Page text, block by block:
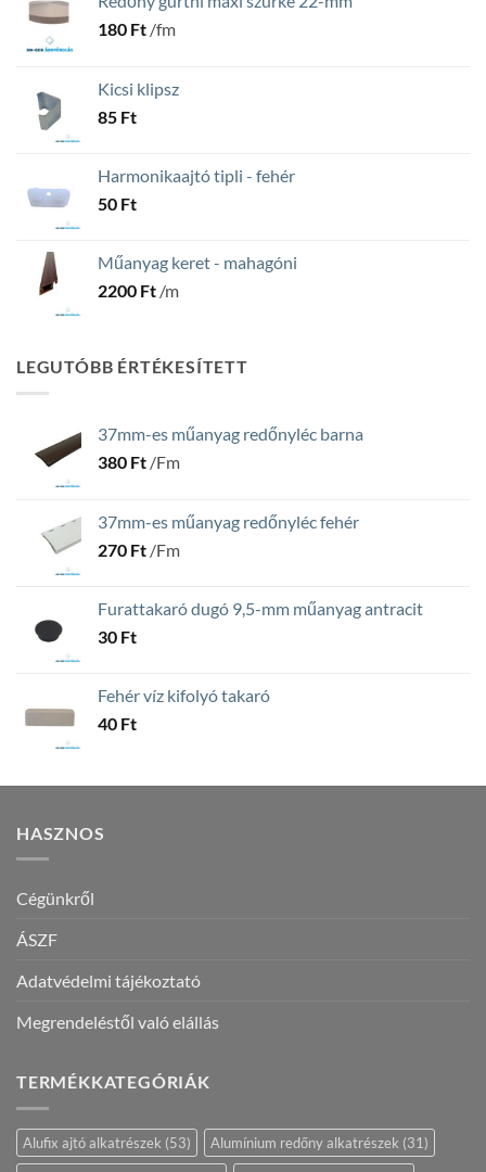
180 Ft /fm
Kicsi klipsz
85 Ft
Harmonikaajtó tipli - fehér
50 Ft
Műanyag keret - mahagóni
2200 Ft /m
LEGUTÓBB ÉRTÉKESÍTETT
37mm-es műanyag redőnyléc barna
380 Ft /Fm
37mm-es műanyag redőnyléc fehér
270 Ft /Fm
Furattakaró dugó 9,5-mm műanyag antracit
30 Ft
Fehér víz kifolyó takaró
40 Ft
HASZNOS
Cégünkről
ÁSZF
Adatvédelmi tájékoztató
Megrendeléstől való elállás
TERMÉKKATEGÓRIÁK
Alufix ajtó alkatrészek (53) Alumínium redőny alkatrészek (31)